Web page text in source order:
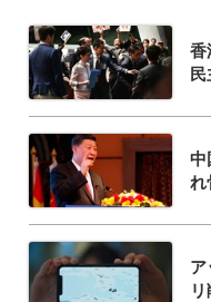
香
中
れ